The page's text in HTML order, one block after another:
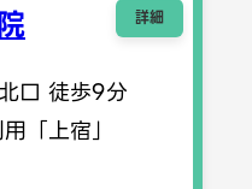
詳細
口 徒歩9分
「上宿」